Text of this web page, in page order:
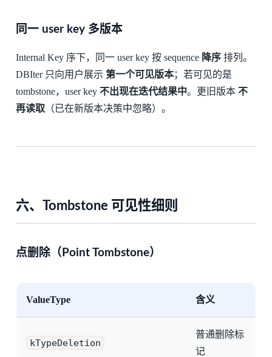
同一 user key 多版本
Internal Key 序下，同一 user key 按 sequence 降序排列。
DBIter 只向用户展示 第一个可见版本；若可见的是
tombstone，user key 不出现在迭代结果中。更旧版本 不
再读取（已在新版本决策中忽略）。
六、Tombstone 可见性细则
点删除（Point Tombstone）
ValueType 含义
kTypeDeletion
普通删除标
记